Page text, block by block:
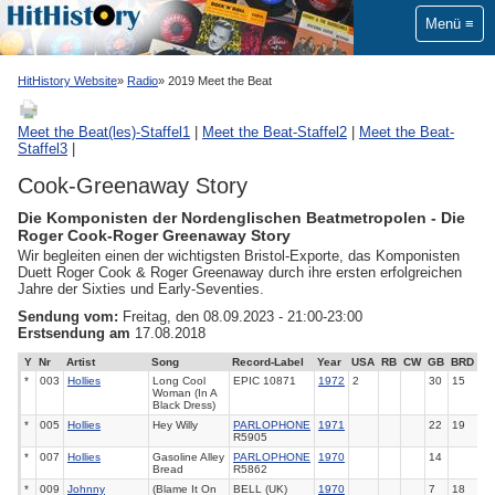
Menü
HitHistory Website Radio 2019 Meet the Beat
Meet the Beat(les)-Staffel1 Meet the Beat-Staffel2
Meet the Beat-
Staffel3
Cook-Greenaway Story
Die Komponisten der Nordenglischen Beatmetropolen - Die
Roger Cook-Roger Greenaway Story
Wir begleiten einen der wichtigsten Bristol-Exporte, das Komponisten
Duett Roger Cook & Roger Greenaway durch ihre ersten erfolgreichen
Jahre der Sixties und Early-Seventies.
Sendung vom: Freitag, den 08.09.2023 - 21:00-23:00
Erstsendung am 17.08.2018
Y Nr Artist Song Record-Label Year USA RB CW GB
BRD
*
003 Hollies
Long Cool
Woman (In A
Black Dress)
EPIC 10871 1972 2 30 15
* 005 Hollies Hey Willy
PARLOPHONE
R5905
1971 22 19
* 007 Hollies
Gasoline Alley
Bread
PARLOPHONE
R5862
1970 14
* 009
Johnny
(Blame It On
BELL (UK)
1970 7 18